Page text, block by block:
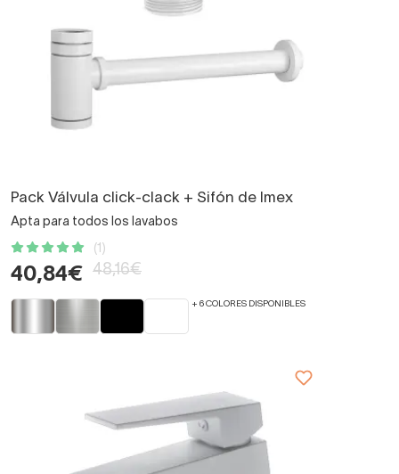
Pack Válvula click-clack + Sifón de Imex
Apta para todos los lavabos
(1)
40,84€ 48,16€
+ 6 COLORES DISPONIBLES